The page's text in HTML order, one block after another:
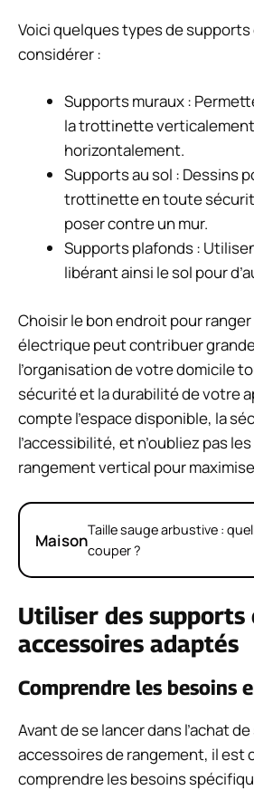
Voici quelques types de
considérer :
Supports muraux :
la trottinette
horizontalement.
Supports au sol : Dessins
trottinette en toute
poser contre un mur.
Supports plafonds :
libérant ainsi le sol pour
Choisir le bon endroit pour
électrique peut contribuer
l’organisation de votre domicile
sécurité et la durabilité de votre
compte l’espace disponible, la
l’accessibilité, et n’oubliez pas
rangement vertical pour
MaisonTaille sauge arbustive :
couper ?
Utiliser des supports
accessoires adaptés
Comprendre les besoins
Avant de se lancer dans l’achat
accessoires de rangement, il est
comprendre les besoins